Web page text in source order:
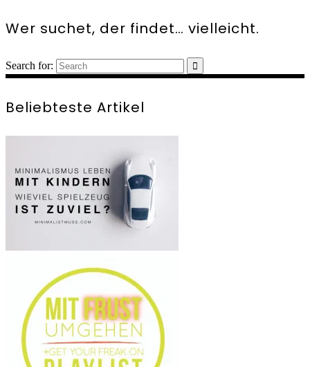
Wer suchet, der findet… vielleicht.
Search for:
Beliebteste Artikel